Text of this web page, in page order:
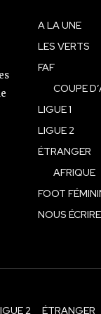
A LA UNE
LES VERTS
FAF
COUPE
LIGUE 1
LIGUE 2
ÉTRANGER
AFRIQUE
FOOT
NOUS ÉCRIRE
2 ÉTRANGER